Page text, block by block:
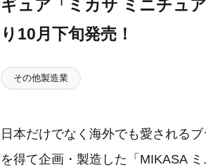
ギュア「ミカサ ミニチュ
り10月下旬発売！
その他製造業
日本だけでなく海外でも愛される
を得て企画・製造した「MIKASA